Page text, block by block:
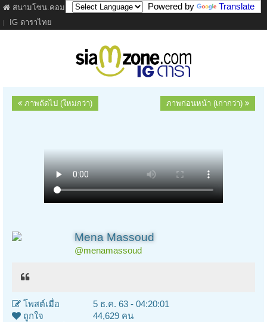
Powered by Translate
สนามโซน.คอม ภาพยนตร์ เนื้อเพลง ละคร เว็บบอร์ด
คลิป
IG ดาราไทย
ภาพถัดไป (ใหม่กว่า) ภาพก่อนหน้า (เก่ากว่า)
Mena Massoud
@menamassoud
โพสต์เมื่อ
5 ธ.ค. 63 - 04:20:01
ถูกใจ
44,629 คน